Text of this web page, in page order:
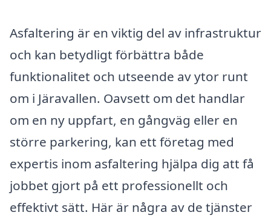
Asfaltering är en viktig del av infrastruktur
och kan betydligt förbättra både
funktionalitet och utseende av ytor runt
om i Järavallen. Oavsett om det handlar
om en ny uppfart, en gångväg eller en
större parkering, kan ett företag med
expertis inom asfaltering hjälpa dig att få
jobbet gjort på ett professionellt och
effektivt sätt. Här är några av de tjänster